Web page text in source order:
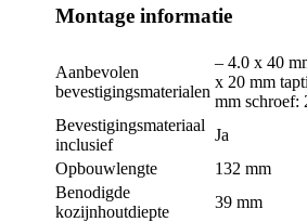
Montage informatie
Aanbevolen
bevestigingsmaterialen
– 4.0 x 40
x 20 mm
mm schroef:
Bevestigingsmateriaal
inclusief
Ja
Opbouwlengte
132 mm
Benodigde
kozijnhoutdiepte
39 mm